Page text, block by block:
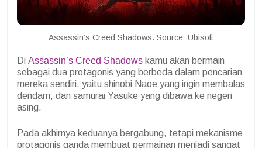
Assassin’s Creed Shadows. Source: Ubisoft
Di Assassin’s Creed Shadows kamu akan bermain
sebagai dua protagonis yang berbeda dalam pencarian
mereka sendiri, yaitu shinobi Naoe yang ingin membalas
dendam, dan samurai Yasuke yang dibawa ke negeri
asing.
Pada akhirnya keduanya bergabung, tetapi mekanisme
protagonis ganda membuat permainan menjadi sangat